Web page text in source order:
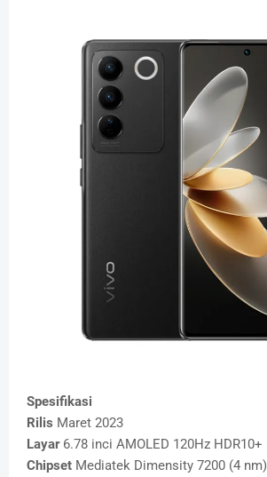
Spesifikasi
Rilis Maret 2023
Layar6.78 inci AMOLED 120Hz HDR10+
Chipset Mediatek Dimensity 7200 (4 nm)